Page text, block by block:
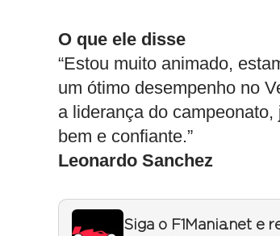
O que ele disse
“Estou muito animado,
um ótimo desempenho no
a liderança do
bem e confiante.”
Leonardo Sanchez
Siga o F1Mania.net e